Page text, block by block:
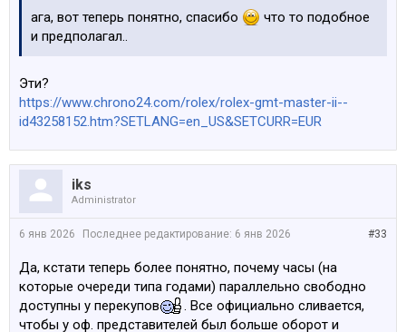
ага, вот теперь понятно, спасибо
что то подобное
и предполагал..
Эти?
https://www.chrono24.com/rolex/rolex-gmt-master-ii--
id43258152.htm?SETLANG=en_US&SETCURR=EUR
iks
Administrator
#33
6 янв 2026 Последнее редактирование: 6 янв 2026
Да, кстати теперь более понятно, почему часы (на
которые очереди типа годами) параллельно свободно
доступны у перекупов
. Все официально сливается,
чтобы у оф. представителей был больше оборот и